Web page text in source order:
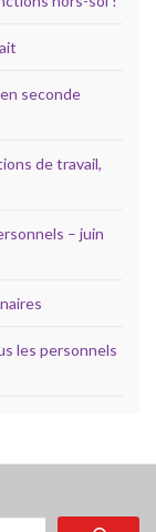
seconde
de travail,
– juin
les personnels